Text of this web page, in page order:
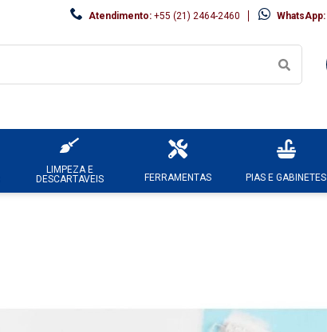
Atendimento: +55 (21) 2464-2460 WhatsApp:
LIMPEZA E
DESCARTAVEIS
FERRAMENTAS PIAS E GABINETES